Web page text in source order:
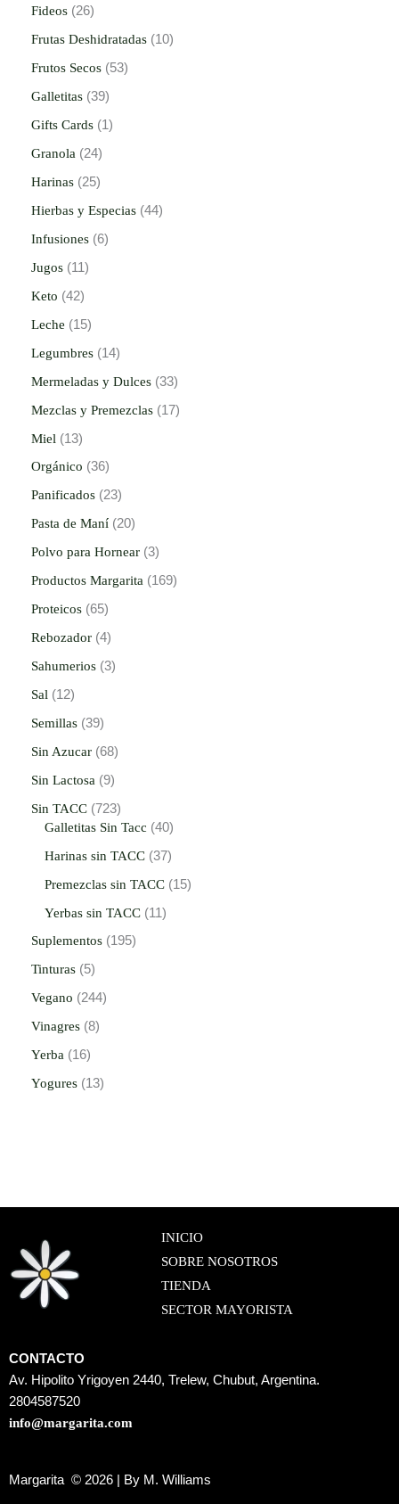
Fideos 26
Frutas Deshidratadas
10
Frutos Secos
53
Galletitas 39
Gifts Cards
1
Granola
24
Harinas
25
Hierbas y Especias 44
Infusiones 6
Jugos
11
Keto
42
Leche
15
Legumbres
14
Mermeladas y Dulces 33
Mezclas y Premezclas
17
Miel
13
Orgánico
36
Panificados 23
Pasta de Maní 20
Polvo para Hornear 3
Productos Margarita
169
Proteicos 65
Rebozador 4
Sahumerios 3
Sal
12
Semillas 39
Sin Azucar 68
Sin Lactosa
9
Sin TACC 723
Galletitas Sin Tacc
40
Harinas sin TACC 37
Premezclas sin TACC
15
Yerbas sin TACC
11
Suplementos
195
Tinturas
5
Vegano
244
Vinagres 8
Yerba
16
Yogures
13
INICIO
SOBRE NOSOTROS
TIENDA
SECTOR MAYORISTA
CONTACTO
Av. Hipolito Yrigoyen 2440, Trelew, Chubut, Argentina.
2804587520
info@margarita.com
Margarita © 2026 | By M. Williams